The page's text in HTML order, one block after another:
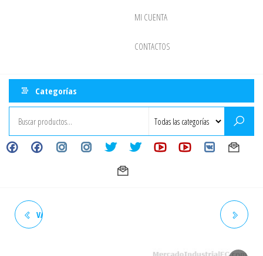
MI CUENTA
CONTACTOS
Categorías
VALVULA DE COMPUERTA A/